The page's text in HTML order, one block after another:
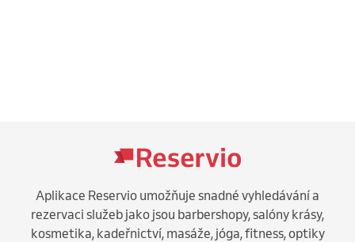
Aplikace Reservio umožňuje snadné vyhledávání a
rezervaci služeb jako jsou barbershopy, salóny krásy,
kosmetika, kadeřnictví, masáže, jóga, fitness, optiky